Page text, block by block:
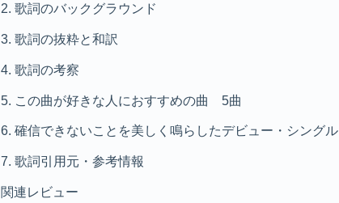
2. 歌詞のバックグラウンド
3. 歌詞の抜粋と和訳
4. 歌詞の考察
5. この曲が好きな人におすすめの曲 5曲
6. 確信できないことを美しく鳴らしたデビュー・シングル
7. 歌詞引用元・参考情報
関連レビュー